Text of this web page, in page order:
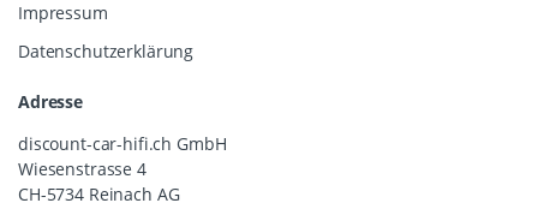
Impressum
Datenschutzerklärung
Adresse
discount-car-hifi.ch GmbH
Wiesenstrasse 4
CH-5734 Reinach AG